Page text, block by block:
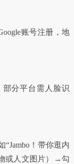
账号注册，地
分平台需人脸识
！带你逛内
或人文图片）→勾